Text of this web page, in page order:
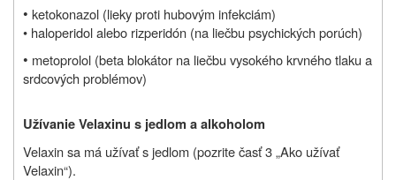
• ketokonazol (lieky proti hubovým infekciám)
• haloperidol alebo rizperidón (na liečbu psychických porúch)
• metoprolol (beta blokátor na liečbu vysokého krvného tlaku a
srdcových problémov)
Užívanie Velaxinu s jedlom a alkoholom
Velaxin sa má užívať s jedlom (pozrite časť 3 „Ako užívať
Velaxin“).